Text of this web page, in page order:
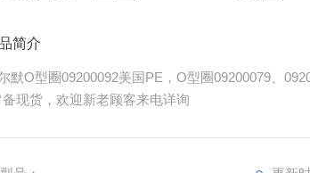
简介
默O型圈09200092美国PE，O型圈09200079、
现货，欢迎新老顾客来电详询